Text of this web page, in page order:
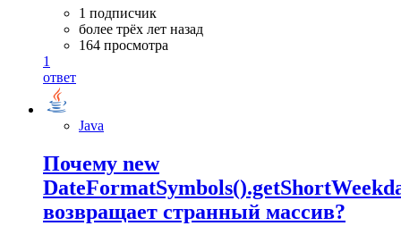
1 подписчик
более трёх лет назад
164 просмотра
1
ответ
Java
Почему new
возвращает странный массив?